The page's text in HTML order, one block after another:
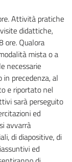
Attività pratiche
didattiche,
ore. Qualora
mista o a
necessarie
precedenza, al
e riportato nel
sarà perseguito
ed
avvarrà
di diapositive, di
ed